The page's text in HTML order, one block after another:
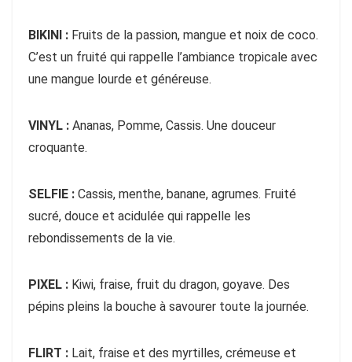
BIKINI : Fruits de la passion, mangue et noix de coco.
C’est un fruité qui rappelle l’ambiance tropicale avec
une mangue lourde et généreuse.
VINYL : Ananas, Pomme, Cassis. Une douceur
croquante.
SELFIE : Cassis, menthe, banane, agrumes. Fruité
sucré, douce et acidulée qui rappelle les
rebondissements de la vie.
PIXEL : Kiwi, fraise, fruit du dragon, goyave. Des
pépins pleins la bouche à savourer toute la journée.
FLIRT : Lait, fraise et des myrtilles, crémeuse et